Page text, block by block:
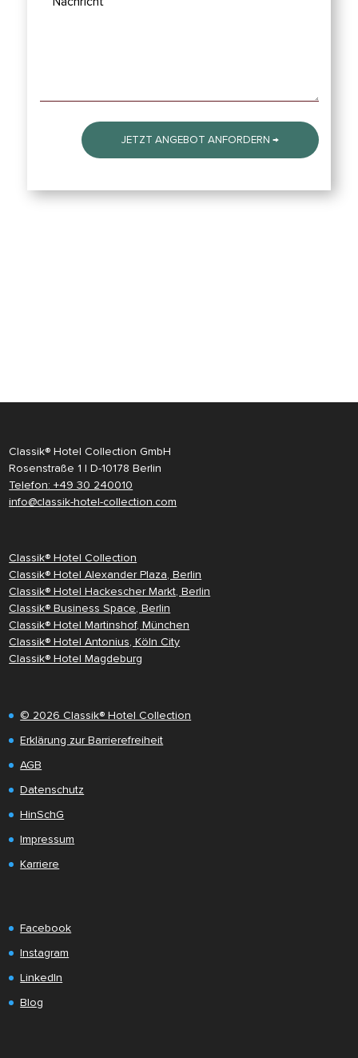
JETZT ANGEBOT ANFORDERN →
Classik® Hotel Collection GmbH
Rosenstraße 1 | D-10178 Berlin
Telefon: +49 30 240010
info@classik-hotel-collection.com
Classik® Hotel Collection
Classik® Hotel Alexander Plaza, Berlin
Classik® Hotel Hackescher Markt, Berlin
Classik® Business Space, Berlin
Classik® Hotel Martinshof, München
Classik® Hotel Antonius, Köln City
Classik® Hotel Magdeburg
© 2026 Classik® Hotel Collection
Erklärung zur Barrierefreiheit
AGB
Datenschutz
HinSchG
Impressum
Karriere
Facebook
Instagram
LinkedIn
Blog